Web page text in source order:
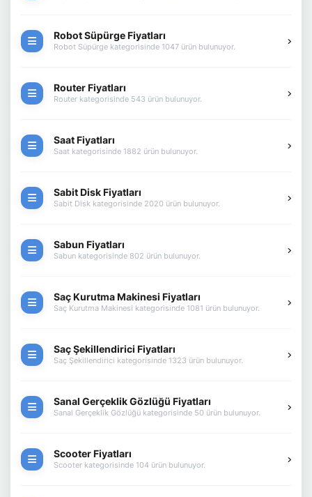
Robot Süpürge Fiyatları
Robot Süpürge kategorisinde 1047 ürün bulunuyor.
Router Fiyatları
Router kategorisinde 543 ürün bulunuyor.
Saat Fiyatları
Saat kategorisinde 1882 ürün bulunuyor.
Sabit Disk Fiyatları
Sabit Disk kategorisinde 2020 ürün bulunuyor.
Sabun Fiyatları
Sabun kategorisinde 802 ürün bulunuyor.
Saç Kurutma Makinesi Fiyatları
Saç Kurutma Makinesi kategorisinde 1081 ürün bulunuyor.
Saç Şekillendirici Fiyatları
Saç Şekillendirici kategorisinde 1323 ürün bulunuyor.
Sanal Gerçeklik Gözlüğü Fiyatları
Sanal Gerçeklik Gözlüğü kategorisinde 50 ürün bulunuyor.
Scooter Fiyatları
Scooter kategorisinde 104 ürün bulunuyor.